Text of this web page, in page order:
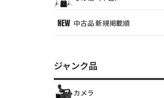
中古品 新規掲載順
ジャンク品
カメラ